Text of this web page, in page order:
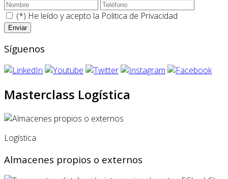
(*) He leído y acepto la Politica de Privacidad
Síguenos
Masterclass Logística
Logística
Almacenes propios o externos